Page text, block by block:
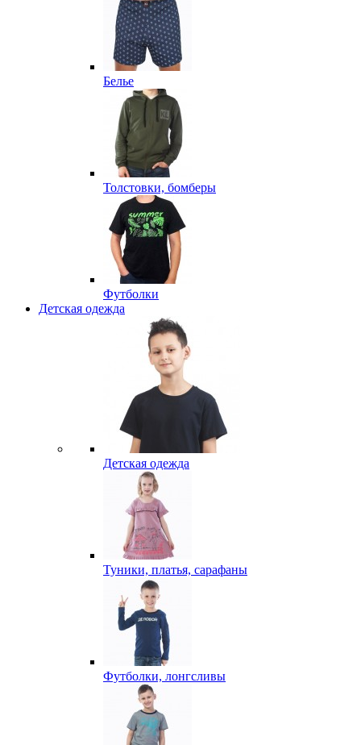
Белье
Толстовки, бомберы
Футболки
Детская одежда
Детская одежда
Туники, платья, сарафаны
Футболки, лонгсливы